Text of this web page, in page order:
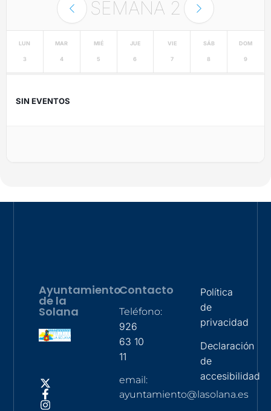
SEMANA 2
LUN
3
MAR
4
MIÉ
5
JUE
6
VIE
7
SÁB
8
DOM
9
SIN EVENTOS
Ayuntamiento
de la
Solana
Contacto
Teléfono:
926
63 10
11
email:
ayuntamiento@lasolana.es
Política
de
privacidad
Declaración
de
accesibilidad